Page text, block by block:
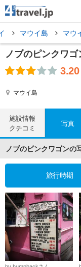
マウイ島 マウ
ノブのピンクワゴ
3.20
マウイ島
施設情報
クチコミ
写真
ノブのピンクワゴンの
旅行時期